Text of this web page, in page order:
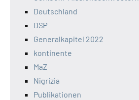
Deutschland
DSP
Generalkapitel 2022
kontinente
MaZ
Nigrizia
Publikationen